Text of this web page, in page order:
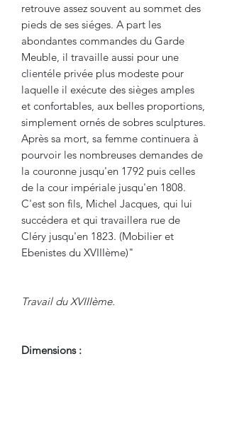
retrouve assez souvent au sommet des
pieds de ses siéges. A part les
abondantes commandes du Garde
Meuble, il travaille aussi pour une
clientéle privée plus modeste pour
laquelle il exécute des sièges amples
et confortables, aux belles proportions,
simplement ornés de sobres sculptures.
Après sa mort, sa femme continuera à
pourvoir les nombreuses demandes de
la couronne jusqu'en 1792 puis celles
de la cour impériale jusqu'en 1808.
C'est son fils, Michel Jacques, qui lui
succédera et qui travaillera rue de
Cléry jusqu'en 1823. (Mobilier et
Ebenistes du XVIIIème)"
Travail du XVIIIème.
Dimensions :